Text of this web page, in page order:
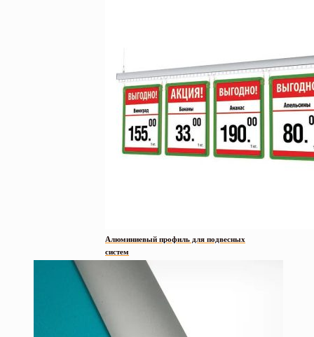
Алюминиевый профиль для подвесных
систем